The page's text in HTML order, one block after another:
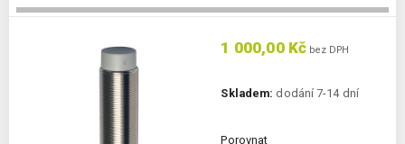
1 000,00 Kč bez DPH
Skladem: dodání 7-14 dní
Porovnat